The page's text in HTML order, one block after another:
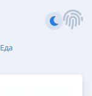
Еда